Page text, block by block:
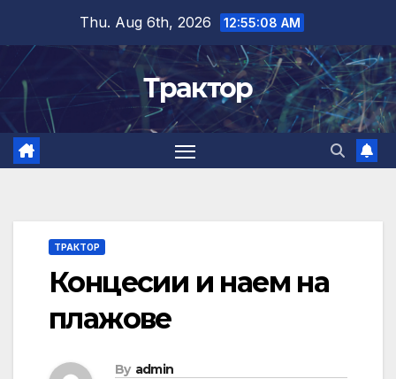
content
Thu. Aug 6th, 2026 12:55:08 AM
Трактор
ТРАКТОР
Концесии и наем на
плажове
By admin